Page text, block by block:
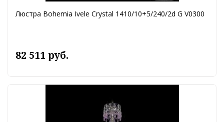
Люстра Bohemia Ivele Crystal 1410/10+5/240/2d G V0300
82 511 руб.